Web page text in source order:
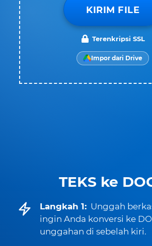
TEKS ke
Langkah 1: Unggah
ingin Anda konversi ke
unggahan di sebelah kiri.
KIRIM FILE
Terenkripsi SSL
Impor dari Drive